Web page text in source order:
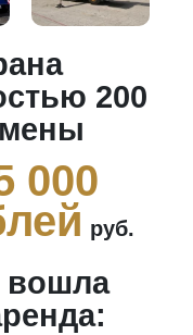
200
000
руб.
вошла